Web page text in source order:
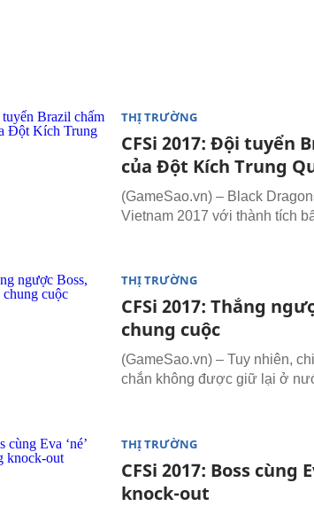
THỊ TRƯỜNG
CFSi 2017: Đội tuyển
của Đột Kích Trung
(GameSao.vn) – Black
Vietnam 2017 với thành tích
THỊ TRƯỜNG
CFSi 2017: Thắng
chung cuộc
(GameSao.vn) – Tuy nhiên,
chắn không được giữ lại ở
THỊ TRƯỜNG
CFSi 2017: Boss cùng
knock-out